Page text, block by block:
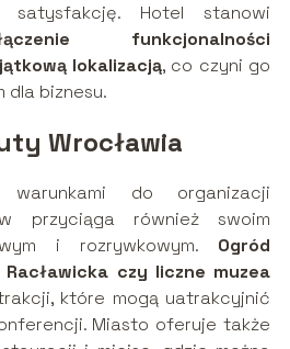
Hotel stanowi
funkcjonalności
lokalizacją, co czyni go
dla biznesu.
Wrocławia
warunkami do organizacji
przyciąga również swoim
i rozrywkowym. Ogród
czy liczne muzea
które mogą uatrakcyjnić
Miasto oferuje także